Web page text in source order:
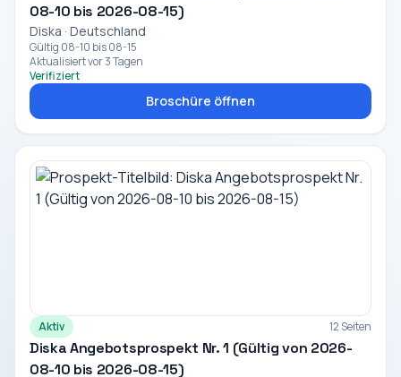
08-10 bis 2026-08-15)
Diska · Deutschland
Gültig 08-10 bis 08-15
Aktualisiert vor 3 Tagen
Verifiziert
Broschüre öffnen
Aktiv 12 Seiten
Diska Angebotsprospekt Nr. 1 (Gültig von 2026-
08-10 bis 2026-08-15)